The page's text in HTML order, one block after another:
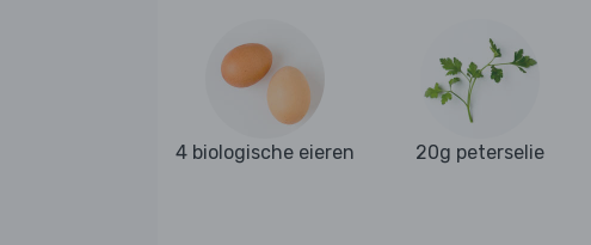
4 biologische eieren 20g peterselie